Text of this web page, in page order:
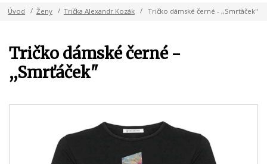
Úvod Ženy Trička Alexandr Kozák Tričko dámské černé - ,,Smrťáček"
Tričko dámské černé -
,,Smrťáček"